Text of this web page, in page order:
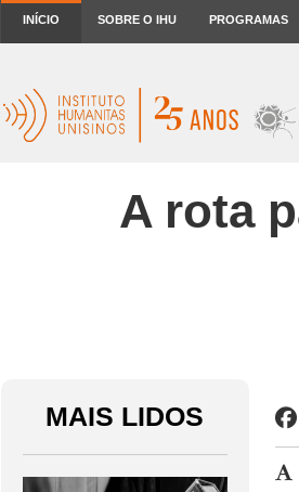
INÍCIO SOBRE O IHU PROGRAMAS
A rota
MAIS LIDOS